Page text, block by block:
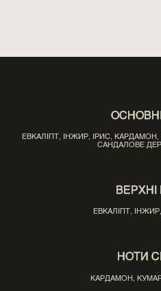
ЕВКАЛІПТ, ІНЖИР, ІРИС,
САНДАЛОВЕ
ВЕРХНІ
ЕВКАЛІПТ,
НОТИ
КАРДАМОН,